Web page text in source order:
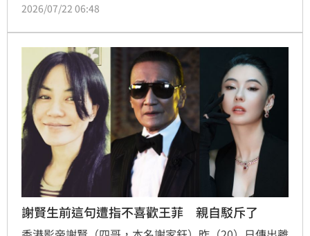
在台北市前港游泳池，捕捉到了古銅色美男降臨，結實
看，這不就是金馬影帝阮經天嗎？竟能幾公尺內近距離
欣賞如此健康的畫面，真是讓人羨慕嫉妒恨。
2026/07/22 06:48
謝賢生前這句遭指不喜歡王菲 親自駁斥了